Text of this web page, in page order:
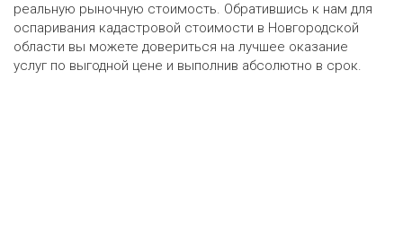
реальную рыночную стоимость. Обратившись к нам для
оспаривания кадастровой стоимости в Новгородской
области вы можете довериться на лучшее оказание
услуг по выгодной цене и выполнив абсолютно в срок.